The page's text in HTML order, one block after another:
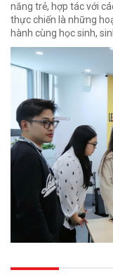
năng trẻ, hợp tác với
thực chiến là những
hành cùng học sinh,